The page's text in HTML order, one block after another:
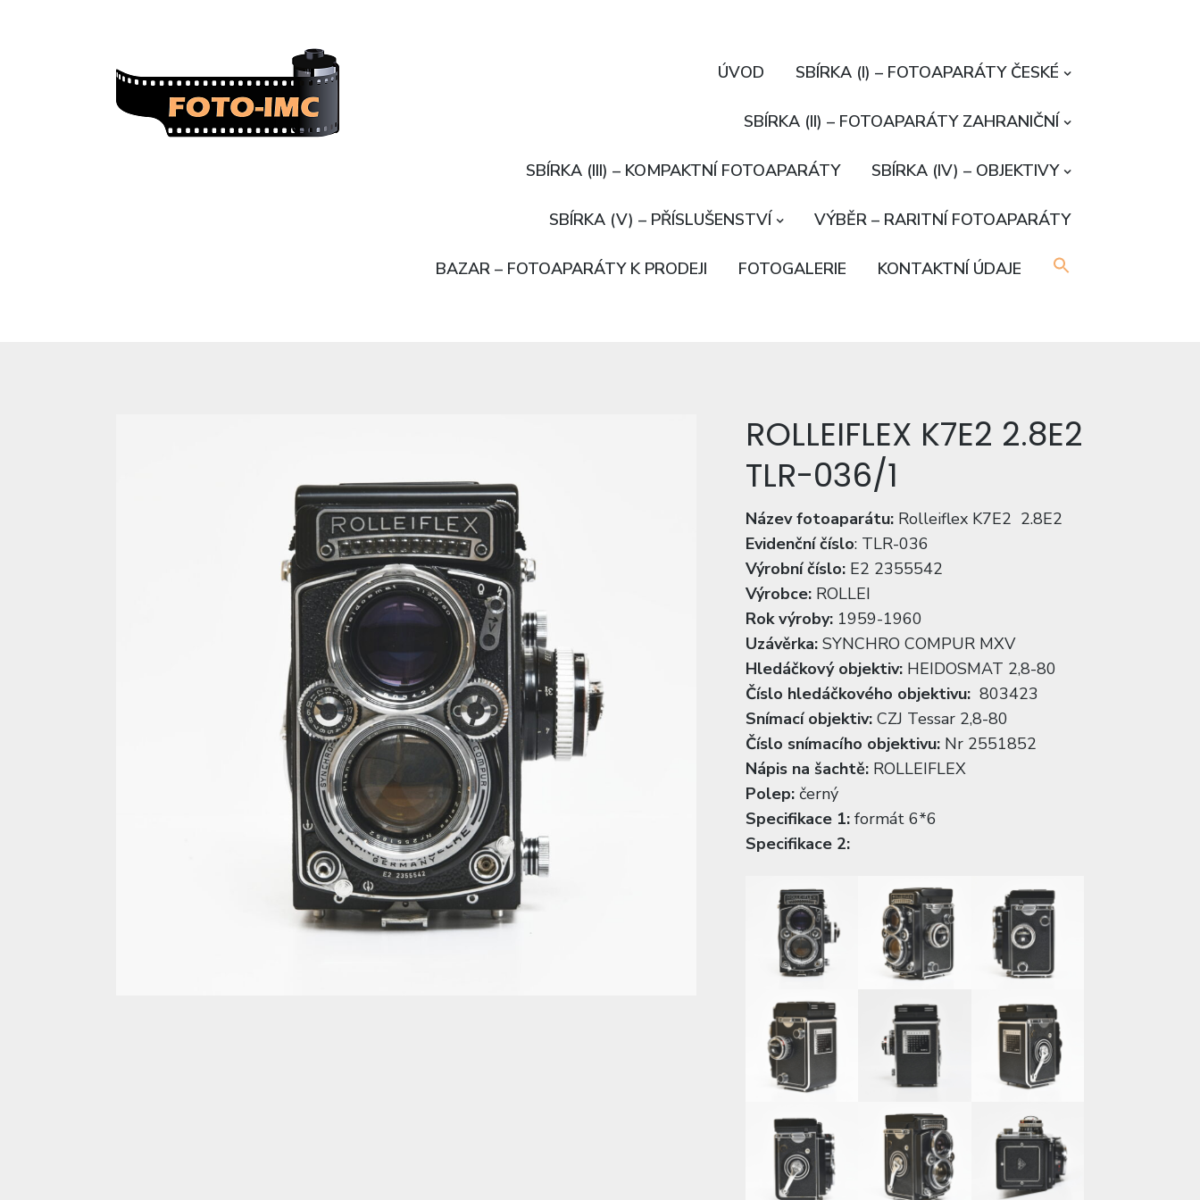
ÚVOD SBÍRKA (I) – FOTOAPARÁTY ČESKÉ
SBÍRKA (II) – FOTOAPARÁTY ZAHRANIČNÍ
SBÍRKA (III) – KOMPAKTNÍ FOTOAPARÁTY SBÍRKA (IV) – OBJEKTIVY
SBÍRKA (V) – PŘÍSLUŠENSTVÍ VÝBĚR – RARITNÍ FOTOAPARÁTY
BAZAR – FOTOAPARÁTY K PRODEJI FOTOGALERIE KONTAKTNÍ ÚDAJE
ROLLEIFLEX K7E2 2.8E2
TLR-036/1
Název fotoaparátu:Rolleiflex K7E2 2.8E2
Evidenční číslo: TLR-036
Výrobní číslo:E2 2355542
Výrobce:ROLLEI
Rok výroby:1959-1960
Uzávěrka:SYNCHRO COMPUR MXV
Hledáčkový objektiv:HEIDOSMAT 2,8-80
Číslo hledáčkového objektivu:803423
Snímací objektiv:CZJ Tessar 2,8-80
Číslo snímacího objektivu:Nr 2551852
Nápis na šachtě:ROLLEIFLEX
Polep:černý
Specifikace 1:formát 6*6
Specifikace 2: